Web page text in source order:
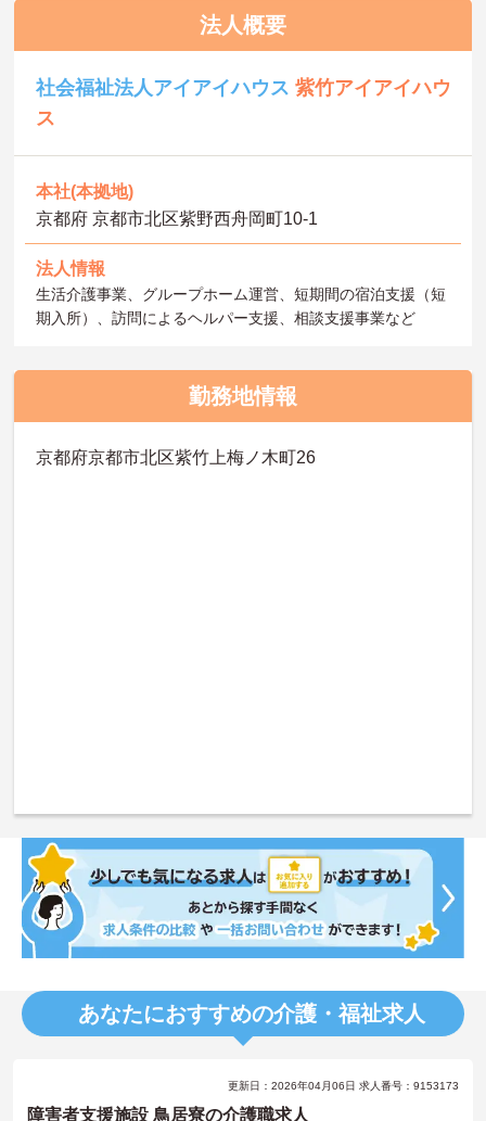
法人概要
社会福祉法人アイアイハウス紫竹アイアイハウ
ス
本社(本拠地)
京都府 京都市北区紫野西舟岡町10-1
法人情報
生活介護事業、グループホーム運営、短期間の宿泊支援（短
期入所）、訪問によるヘルパー支援、相談支援事業など
勤務地情報
京都府京都市北区紫竹上梅ノ木町26
あなたにおすすめの介護・福祉求人
更新日：2026年04月06日 求人番号：9153173
障害者支援施設 鳥居寮の介護職求人